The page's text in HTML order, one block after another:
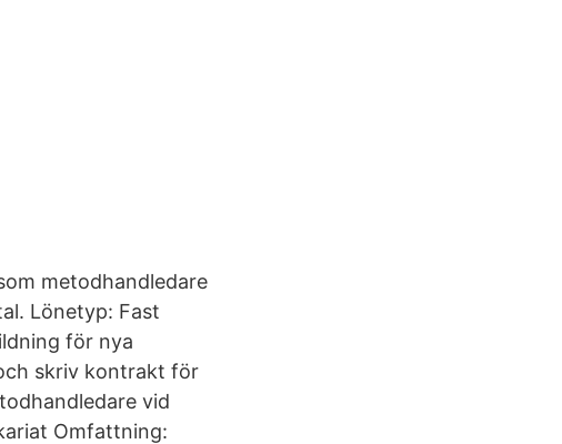
metodhandledare
Lönetyp: Fast
för nya
skriv kontrakt för
vid
Omfattning: